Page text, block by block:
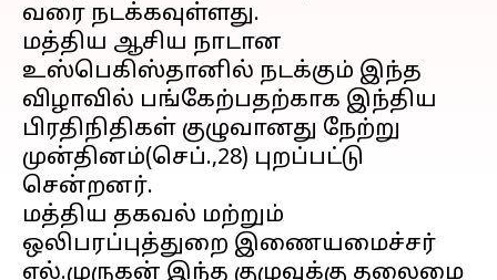
வரை நடக்கவுள்ளது.
மத்திய ஆசிய நாடான
உஸ்பெகிஸ்தானில் நடக்கும் இந்த
விழாவில் பங்கேற்பதற்காக இந்திய
பிரதிநிதிகள் குழுவானது நேற்று
முன்தினம்(செப்.,28) புறப்பட்டு
சென்றனர்.
மத்திய தகவல் மற்றும்
ஒலிபரப்புத்துறை இணையமைச்சர்
எல்.முருகன் இந்த குழுவுக்கு தலைமை